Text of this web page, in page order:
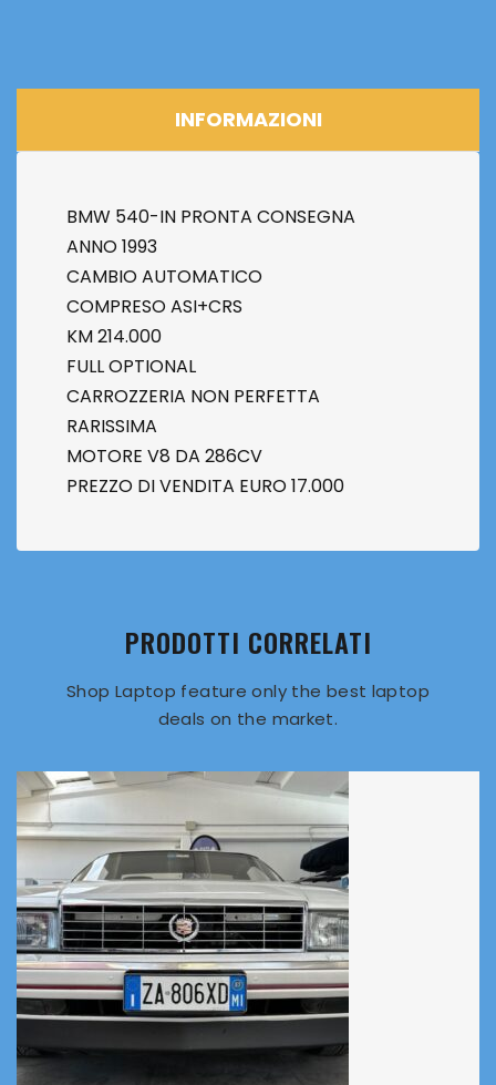
INFORMAZIONI
BMW 540-IN PRONTA CONSEGNA
ANNO 1993
CAMBIO AUTOMATICO
COMPRESO ASI+CRS
KM 214.000
FULL OPTIONAL
CARROZZERIA NON PERFETTA
RARISSIMA
MOTORE V8 DA 286CV
PREZZO DI VENDITA EURO 17.000
PRODOTTI CORRELATI
Shop Laptop feature only the best laptop
deals on the market.